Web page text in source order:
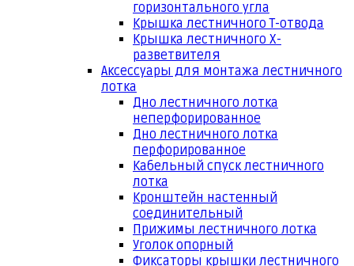
горизонтального угла
Крышка лестничного Т-отвода
Крышка лестничного Х-
разветвителя
Аксессуары для монтажа лестничного
лотка
Дно лестничного лотка
неперфорированное
Дно лестничного лотка
перфорированное
Кабельный спуск лестничного
лотка
Кронштейн настенный
соединительный
Прижимы лестничного лотка
Уголок опорный
Фиксаторы крышки лестничного